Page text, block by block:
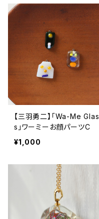
【三羽勇二】「Wa-Me Glas
s」ワーミーお顔パーツC
¥1,000